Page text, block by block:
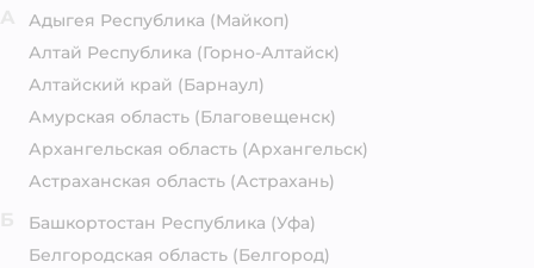
Адыгея Республика (Майкоп)
Алтай Республика (Горно-Алтайск)
Алтайский край (Барнаул)
Амурская область (Благовещенск)
Архангельская область (Архангельск)
Астраханская область (Астрахань)
Башкортостан Республика (Уфа)
Белгородская область (Белгород)